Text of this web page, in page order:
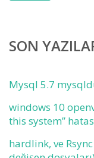
SON
Mysql 5.7
windows 10
this system”
hardlink, ve